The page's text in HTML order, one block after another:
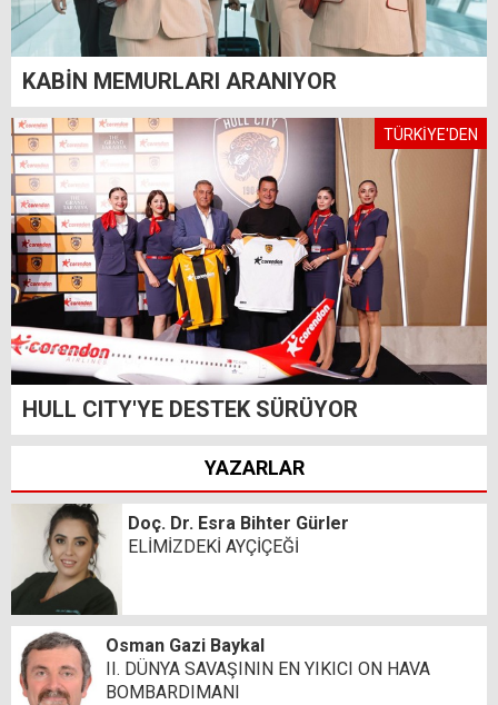
KABİN MEMURLARI ARANIYOR
TÜRKİYE'DEN
HULL CITY'YE DESTEK SÜRÜYOR
YAZARLAR
Doç. Dr. Esra Bihter Gürler
ELİMİZDEKİ AYÇİÇEĞİ
Osman Gazi Baykal
II. DÜNYA SAVAŞININ EN YIKICI ON HAVA
BOMBARDIMANI